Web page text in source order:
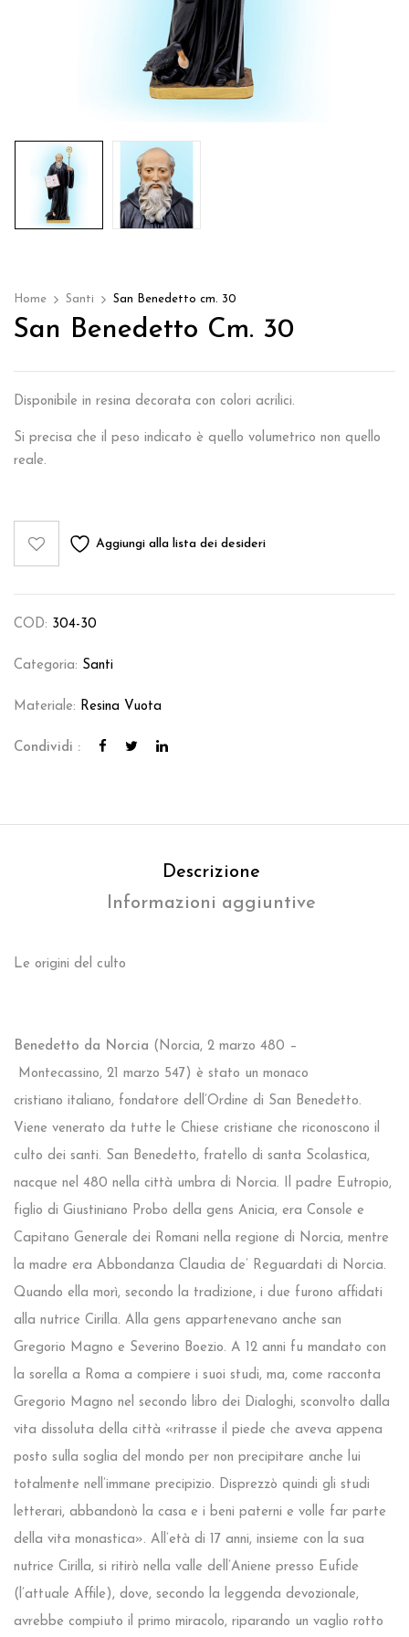
Home Santi San Benedetto cm. 30
San Benedetto Cm. 30
Disponibile in resina decorata con colori acrilici.
Si precisa che il peso indicato è quello volumetrico non quello
reale.
Aggiungi alla lista dei desideri
COD: 304-30
Categoria: Santi
Materiale: Resina Vuota
Condividi :
Descrizione
Informazioni aggiuntive
Le origini del culto
Benedetto da Norcia (Norcia, 2 marzo 480 –
Montecassino, 21 marzo 547) è stato un monaco
cristiano italiano, fondatore dell’Ordine di San Benedetto.
Viene venerato da tutte le Chiese cristiane che riconoscono il
culto dei santi. San Benedetto, fratello di santa Scolastica,
nacque nel 480 nella città umbra di Norcia. Il padre Eutropio,
figlio di Giustiniano Probo della gens Anicia, era Console e
Capitano Generale dei Romani nella regione di Norcia, mentre
la madre era Abbondanza Claudia de’ Reguardati di Norcia.
Quando ella morì, secondo la tradizione, i due furono affidati
alla nutrice Cirilla. Alla gens appartenevano anche san
Gregorio Magno e Severino Boezio. A 12 anni fu mandato con
la sorella a Roma a compiere i suoi studi, ma, come racconta
Gregorio Magno nel secondo libro dei Dialoghi, sconvolto dalla
vita dissoluta della città «ritrasse il piede che aveva appena
posto sulla soglia del mondo per non precipitare anche lui
totalmente nell’immane precipizio. Disprezzò quindi gli studi
letterari, abbandonò la casa e i beni paterni e volle far parte
della vita monastica». All’età di 17 anni, insieme con la sua
nutrice Cirilla, si ritirò nella valle dell’Aniene presso Eufide
(l’attuale Affile), dove, secondo la leggenda devozionale,
avrebbe compiuto il primo miracolo, riparando un vaglio rotto